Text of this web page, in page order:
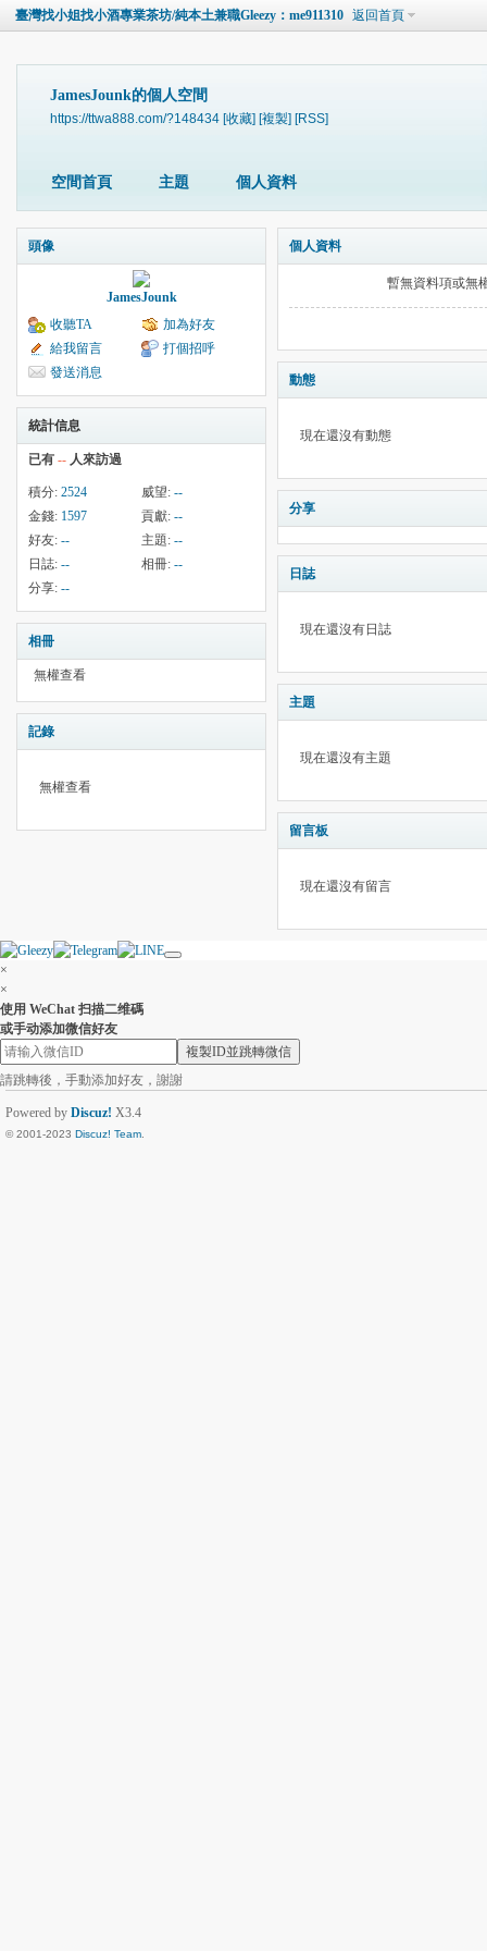
臺灣找小姐找小酒專業茶坊/純本土兼職Gleezy：me911310 返回首頁
JamesJounk的個人空間
https://ttwa888.com/?148434 [收藏] [複製] [RSS]
空間首頁 主題 個人資料
頭像
JamesJounk
收聽TA
加為好友
給我留言
打個招呼
發送消息
統計信息
已有 -- 人來訪過
積分: 2524 威望: --
金錢: 1597 貢獻: --
好友: -- 主題: --
日誌: -- 相冊: --
分享: --
相冊
無權查看
記錄
無權查看
個人資料
暫無資料項或無
動態
現在還沒有動態
分享
日誌
現在還沒有日誌
主題
現在還沒有主題
留言板
現在還沒有留言
×
×
使用 WeChat 扫描二维碼
或手动添加微信好友
複製ID並跳轉微信
請跳轉後，手動添加好友，謝謝
Powered by Discuz! X3.4
© 2001-2023 Discuz! Team